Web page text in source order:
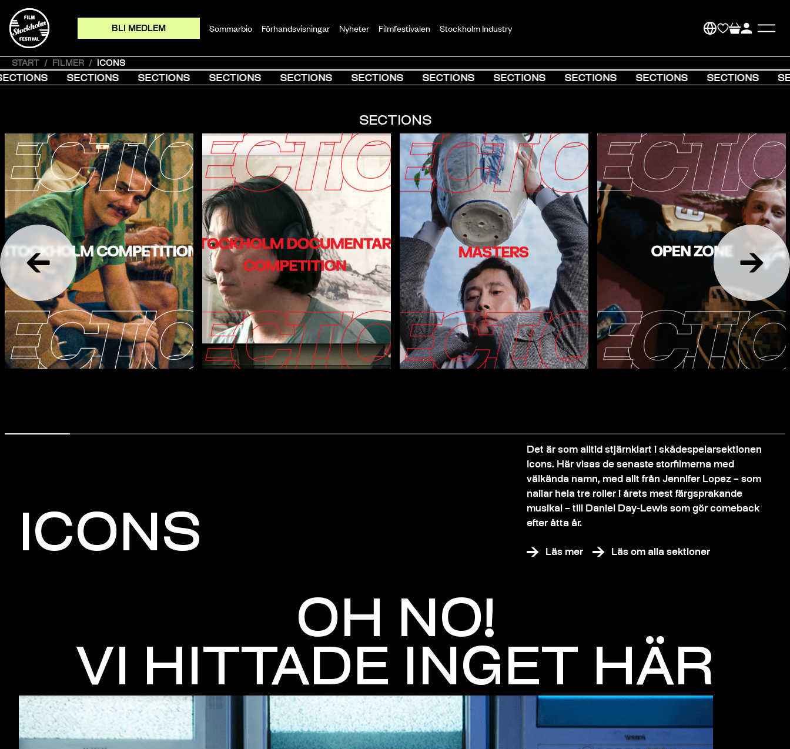
BLI MEDLEM BLI MEDLEM BLI MEDLEM
BLI MEDLEM Sommarbio Förhandsvisningar Nyheter Filmfestivalen Stockholm Industry
START / FILMER / ICONS
SECTIONS SECTIONS SECTIONS SECTIONS SECTIONS SECTIONS SECTIONS SECTIONS SECTIONS SECTIONS
SECTIONS
ICONS
Det är som alltid stjärnklart i skådespelarsektionen
Icons. Här visas de senaste storfilmerna med
välkända namn, med allt från Jennifer Lopez – som
nailar hela tre roller i årets mest färgsprakande
musikal – till Daniel Day-Lewis som gör comeback
efter åtta år.
Läs mer Läs om alla sektioner
OH NO!
VI HITTADE INGET HÄR